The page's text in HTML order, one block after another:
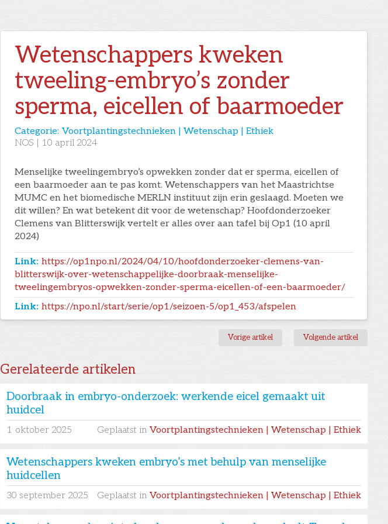
Wetenschappers kweken
tweeling-embryo’s zonder
sperma, eicellen of baarmoeder
Categorie: Voortplantingstechnieken | Wetenschap | Ethiek
NOS
10 april 2024
Menselijke tweelingembryo’s opwekken zonder dat er sperma, eicellen of
een baarmoeder aan te pas komt. Wetenschappers van het Maastrichtse
MUMC en het biomedische MERLN instituut zijn erin geslaagd. Moeten we
dit willen? En wat betekent dit voor de wetenschap? Hoofdonderzoeker
Clemens van Blitterswijk vertelt er alles over aan tafel bij Op1 (10 april
2024)
Link: https://op1npo.nl/2024/04/10/hoofdonderzoeker-clemens-van-
blitterswijk-over-wetenschappelijke-doorbraak-menselijke-
tweelingembryos-opwekken-zonder-sperma-eicellen-of-een-baarmoeder/
Link: https://npo.nl/start/serie/op1/seizoen-5/op1_453/afspelen
Vorige artikel Volgende artikel
Gerelateerde artikelen
Doorbraak in embryo-onderzoek: werkende eicel gemaakt uit
huidcel
1 oktober 2025 Geplaatst in Voortplantingstechnieken | Wetenschap | Ethiek
Wetenschappers kweken embryo’s met behulp van menselijke
huidcellen
30 september 2025 Geplaatst in Voortplantingstechnieken | Wetenschap | Ethiek